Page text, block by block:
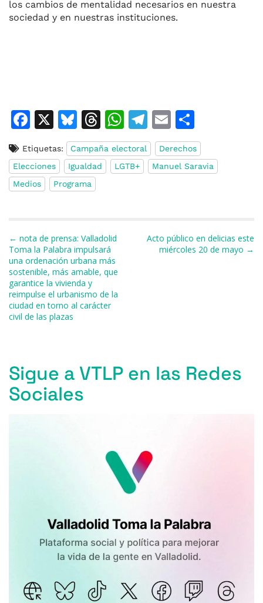
los cambios de mentalidad necesarios en nuestra
sociedad y en nuestras instituciones.
F
c
e
b
o
k
X
Bl
u
e
s
k
T
h
re
a
W
h
at
s
T
el
e
gr
E
m
ai
l
o
m
p
r
Etiquetas: Campaña electoral
Derechos
Elecciones
Igualdad LGTB+
Manuel Saravia
Medios
Programa
Navegación de entradas
← nota de prensa: Valladolid
Toma la Palabra impulsará
una ordenación urbana más
sostenible, más amable, que
garantice la vivienda y
reimpulse el urbanismo de la
ciudad en torno al carácter
civil de las plazas
Acto público en delicias este
miércoles 20 de mayo →
Sigue a VTLP en las Redes
Sociales